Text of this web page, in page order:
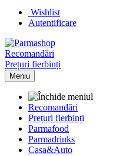
Wishlist
Autentificare
Recomandări
Prețuri fierbinți
Meniu
Recomandări
Prețuri fierbinți
Parmafood
Parmadrinks
Casa&Auto